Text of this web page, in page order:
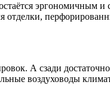
эргономичным
А сзади
воздуховоды